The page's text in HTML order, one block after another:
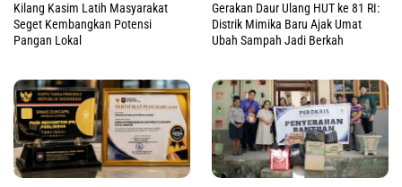
Kilang Kasim Latih Masyarakat
Seget Kembangkan Potensi
Pangan Lokal
Gerakan Daur Ulang HUT ke 81 RI:
Distrik Mimika Baru Ajak Umat
Ubah Sampah Jadi Berkah